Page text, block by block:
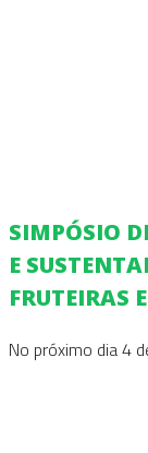
SIMPÓSIO
E
FRUTEIRAS
No próximo dia 4